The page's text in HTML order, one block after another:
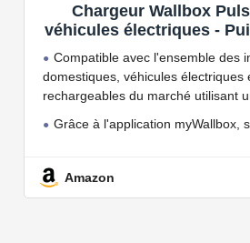
Chargeur Wallbox
véhicules électriques -
jusqu'à 7.4 KW, câble de
Wi-FI et
Compatible avec l'ensemble des
domestiques, véhicules électriques
rechargeables du marché utilisant
Grâce à l'application myWallbox,
Convient à une installation à
Amazon